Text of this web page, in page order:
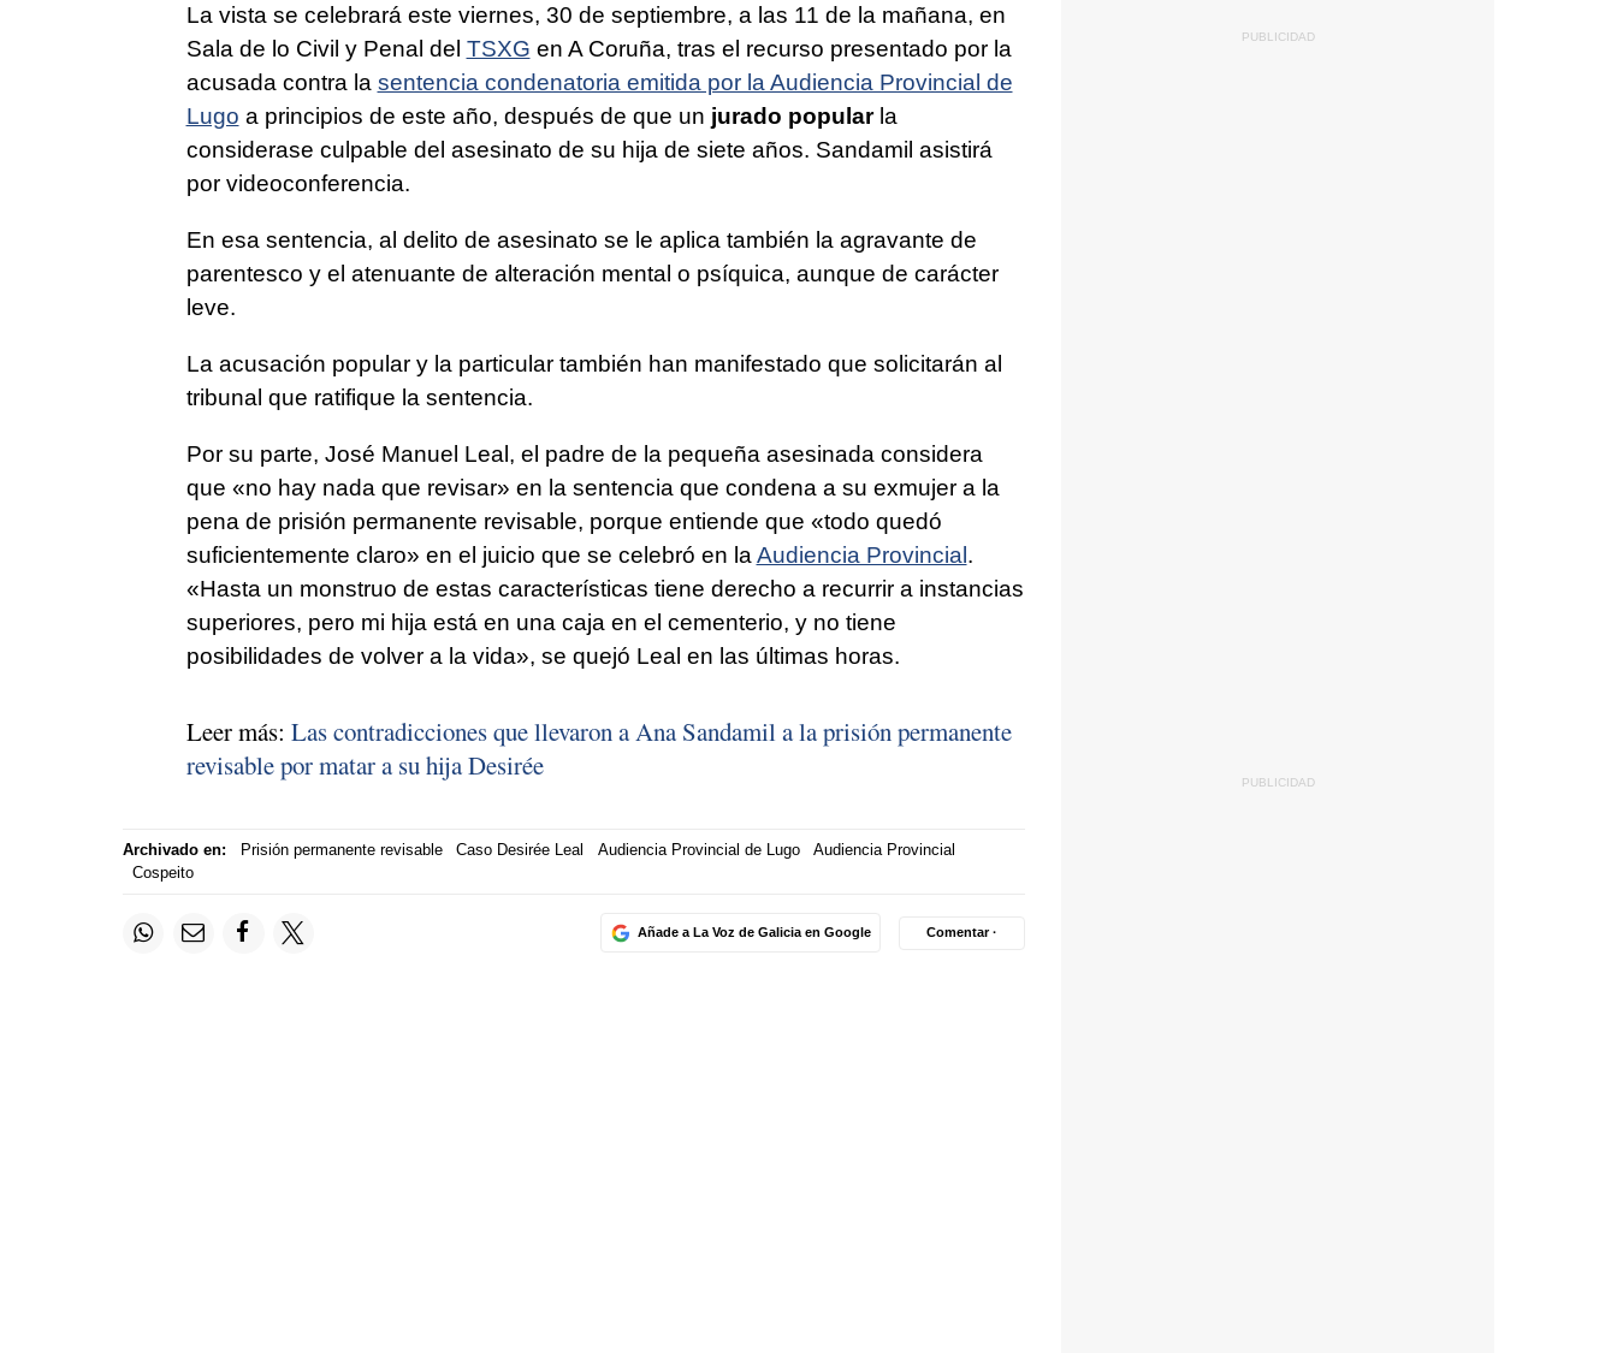
La vista se celebrará este viernes, 30 de septiembre, a las 11 de la mañana, en
Sala de lo Civil y Penal del TSXG en A Coruña, tras el recurso presentado por la
acusada contra la sentencia condenatoria emitida por la Audiencia Provincial de
Lugo a principios de este año, después de que un jurado popularla
considerase culpable del asesinato de su hija de siete años. Sandamil asistirá
por videoconferencia.
En esa sentencia, al delito de asesinato se le aplica también la agravante de
parentesco y el atenuante de alteración mental o psíquica, aunque de carácter
leve.
La acusación popular y la particular también han manifestado que solicitarán al
tribunal que ratifique la sentencia.
Por su parte, José Manuel Leal, el padre de la pequeña asesinada considera
que «no hay nada que revisar» en la sentencia que condena a su exmujer a la
pena de prisión permanente revisable, porque entiende que «todo quedó
suficientemente claro» en el juicio que se celebró en la Audiencia Provincial.
«Hasta un monstruo de estas características tiene derecho a recurrir a instancias
superiores, pero mi hija está en una caja en el cementerio, y no tiene
posibilidades de volver a la vida», se quejó Leal en las últimas horas.
Leer más: Las contradicciones que llevaron a Ana Sandamil a la prisión permanente
revisable por matar a su hija Desirée
Archivado en: Prisión permanente revisable Caso Desirée Leal Audiencia Provincial de Lugo
Audiencia Provincial
Cospeito
Añade a La Voz de Galicia en Google Comentar ·